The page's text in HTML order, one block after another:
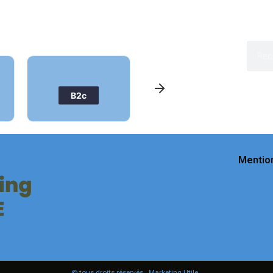
Entreprise